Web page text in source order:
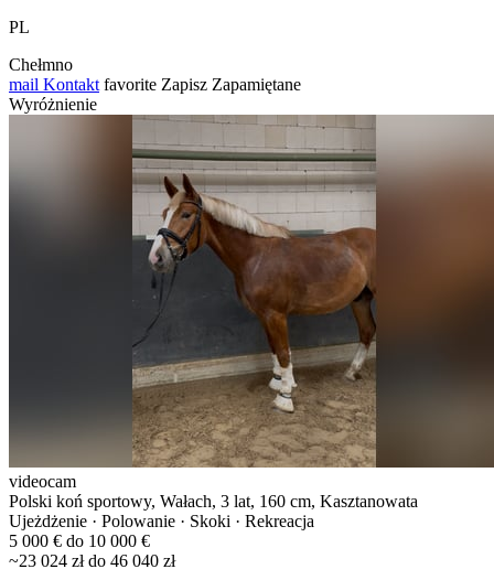
PL
Chełmno
mail Kontakt favorite Zapisz Zapamiętane
Wyróżnienie
videocam
Polski koń sportowy, Wałach, 3 lat, 160 cm, Kasztanowata
Ujeżdżenie · Polowanie · Skoki · Rekreacja
5 000 € do 10 000 €
~23 024 zł do 46 040 zł